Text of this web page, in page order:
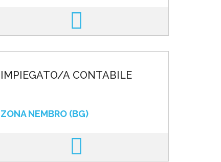
IMPIEGATO/A CONTABILE
ZONA NEMBRO (BG)